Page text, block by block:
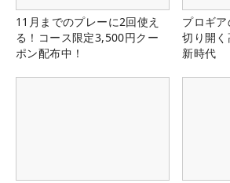
11月までのプレーに2回使え
る！コース限定3,500円クー
ポン配布中！
プロギ
切り開
新時代